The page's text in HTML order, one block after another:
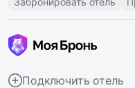
Подключить отель